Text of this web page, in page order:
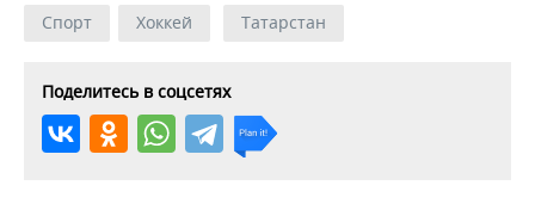
Спорт Хоккей Татарстан
Поделитесь в соцсетях